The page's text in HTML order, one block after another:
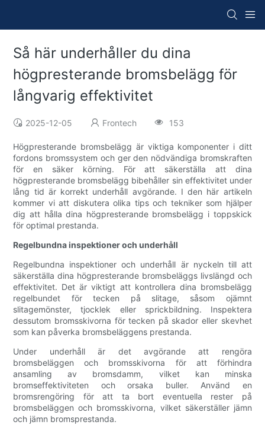
Så här underhåller du dina
högpresterande bromsbelägg för
långvarig effektivitet
2025-12-05 Frontech 153
Högpresterande bromsbelägg är viktiga komponenter i ditt
fordons bromssystem och ger den nödvändiga bromskraften
för en säker körning. För att säkerställa att dina
högpresterande bromsbelägg bibehåller sin effektivitet under
lång tid är korrekt underhåll avgörande. I den här artikeln
kommer vi att diskutera olika tips och tekniker som hjälper
dig att hålla dina högpresterande bromsbelägg i toppskick
för optimal prestanda.
Regelbundna inspektioner och underhåll
Regelbundna inspektioner och underhåll är nyckeln till att
säkerställa dina högpresterande bromsbeläggs livslängd och
effektivitet. Det är viktigt att kontrollera dina bromsbelägg
regelbundet för tecken på slitage, såsom ojämnt
slitagemönster, tjocklek eller sprickbildning. Inspektera
dessutom bromsskivorna för tecken på skador eller skevhet
som kan påverka bromsbeläggens prestanda.
Under underhåll är det avgörande att rengöra
bromsbeläggen och bromsskivorna för att förhindra
ansamling av bromsdamm, vilket kan minska
bromseffektiviteten och orsaka buller. Använd en
bromsrengöring för att ta bort eventuella rester på
bromsbeläggen och bromsskivorna, vilket säkerställer jämn
och jämn bromsprestanda.